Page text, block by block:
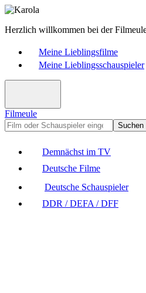
Herzlich willkommen bei der
Meine Lieblingsfilme
Meine Lieblingsschauspieler
Filmeule
Suchen
Demnächst im TV
Deutsche Filme
Deutsche Schauspieler
DDR / DEFA / DFF